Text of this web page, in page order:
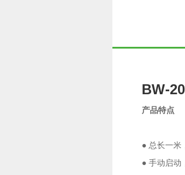
BW-
产品特点
● 总长一米
● 手动启动